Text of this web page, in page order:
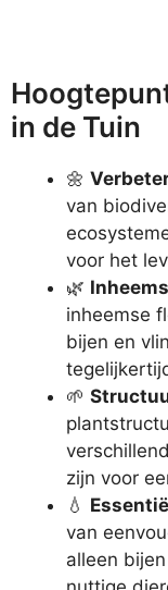
in de Tuin
🌼
van
voor het
🌿
inheemse
bijen en
🌱
zijn voor
💧
van
alleen